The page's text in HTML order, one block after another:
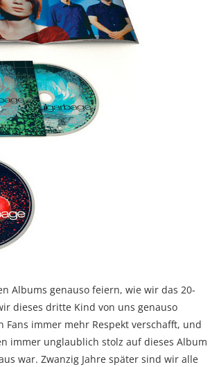
Albums genauso feiern, wie wir das 20-
dieses dritte Kind von uns genauso
Fans immer mehr Respekt verschafft, und
immer unglaublich stolz auf dieses Album
war. Zwanzig Jahre später sind wir alle